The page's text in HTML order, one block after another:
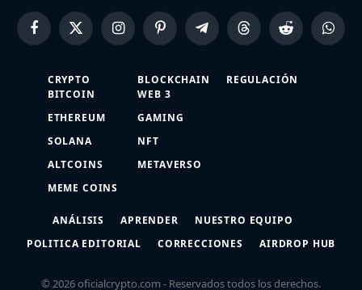
FacebookX
(Twitter)
InstagramPinterestTelegramThreads Reddit
CRYPTO
BITCOIN
ETHEREUM
SOLANA
ALTCOINS
MEME COINS
BLOCKCHAIN
WEB 3
GAMING
NFT
METAVERSO
REGULACIÓN
ANÁLISIS APRENDER
NUESTRO EQUIPO
POLITICA EDITORIAL
CORRECCIONES AIRDROP HUB
© 2026 oficialcrypto.com - Reservados todos los derechos.